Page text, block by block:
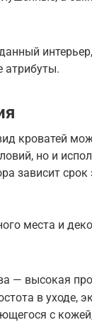
атрибуты.
кроватей
но и
зависит
места и
— высокая
в уходе,
с